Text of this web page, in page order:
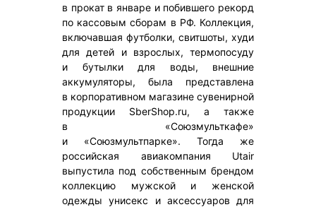
в прокат в январе и побившего рекорд
по кассовым сборам в РФ. Коллекция,
включавшая футболки, свитшоты, худи
для детей и взрослых, термопосуду
и бутылки для воды, внешние
аккумуляторы, была представлена
в корпоративном магазине сувенирной
продукции SberShop.ru, а также
в «Союзмульткафе»
и «Союзмультпарке». Тогда же
российская авиакомпания Utair
выпустила под собственным брендом
коллекцию мужской и женской
одежды унисекс и аксессуаров для